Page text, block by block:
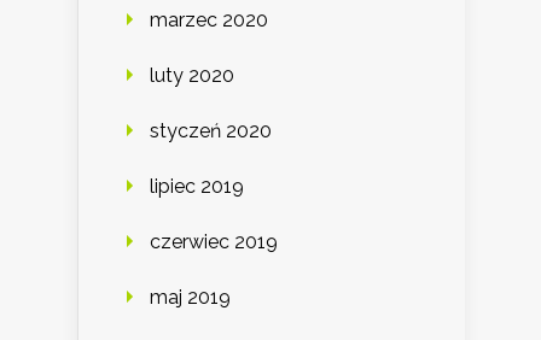
marzec 2020
luty 2020
styczeń 2020
lipiec 2019
czerwiec 2019
maj 2019